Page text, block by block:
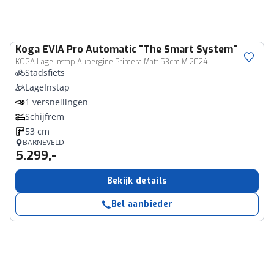
Koga EVIA Pro Automatic "The Smart System"
KOGA Lage instap Aubergine Primera Matt 53cm M 2024
Stadsfiets
LageInstap
1 versnellingen
Schijfrem
53 cm
BARNEVELD
5.299,-
Bekijk details
Bel aanbieder